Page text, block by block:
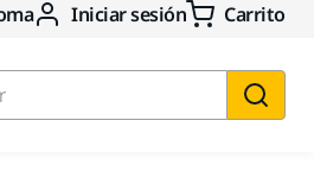
Iniciar sesión Carrito